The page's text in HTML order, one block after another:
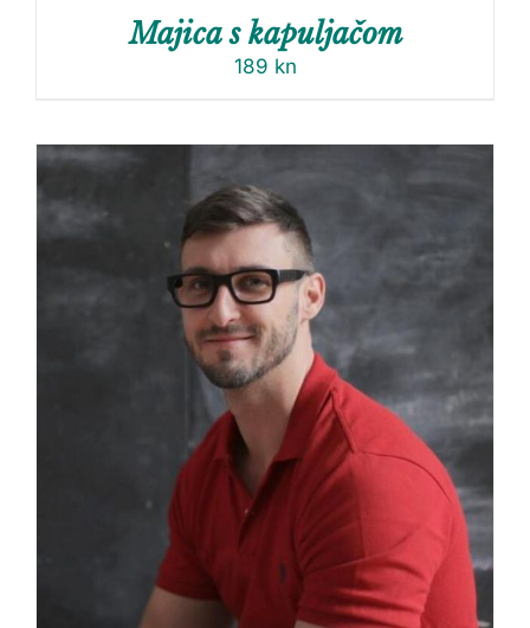
Majica s kapuljačom
189 kn